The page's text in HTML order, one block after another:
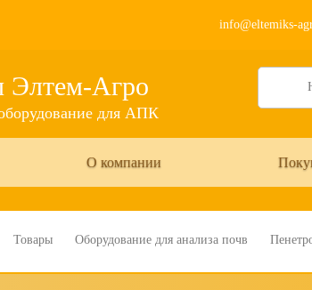
info@eltemiks-
для АПК
Search
О компании
Товары Оборудование для анализа почв